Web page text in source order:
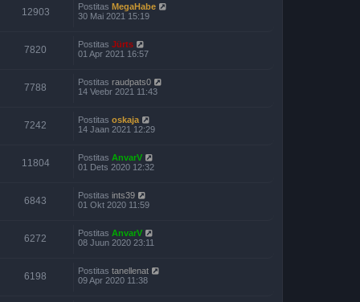
12903 Postitas MegaHabe
30 Mai 2021 15:19
7820 Postitas Jürts
01 Apr 2021 16:57
7788 Postitas raudpats0
14 Veebr 2021 11:43
7242 Postitas oskaja
14 Jaan 2021 12:29
11804 Postitas AnvarV
01 Dets 2020 12:32
6843 Postitas ints39
01 Okt 2020 11:59
6272 Postitas AnvarV
08 Juun 2020 23:11
6198 Postitas tanellenat
09 Apr 2020 11:38